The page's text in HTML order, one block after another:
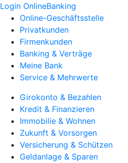
Login OnlineBanking
Online-Geschäftsstelle
Privatkunden
Firmenkunden
Banking & Verträge
Meine Bank
Service & Mehrwerte
Girokonto & Bezahlen
Kredit & Finanzieren
Immobilie & Wohnen
Zukunft & Vorsorgen
Versicherung & Schützen
Geldanlage & Sparen